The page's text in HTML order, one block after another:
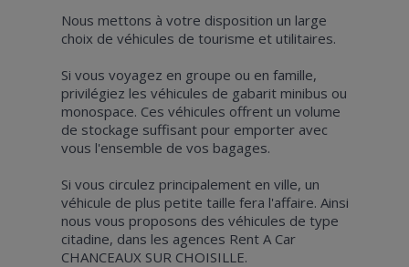
Nous mettons à votre disposition un large
choix de véhicules de tourisme et utilitaires.
Si vous voyagez en groupe ou en famille,
privilégiez les véhicules de gabarit minibus ou
monospace. Ces véhicules offrent un volume
de stockage suffisant pour emporter avec
vous l'ensemble de vos bagages.
Si vous circulez principalement en ville, un
véhicule de plus petite taille fera l'affaire. Ainsi
nous vous proposons des véhicules de type
citadine, dans les agences Rent A Car
CHANCEAUX SUR CHOISILLE.